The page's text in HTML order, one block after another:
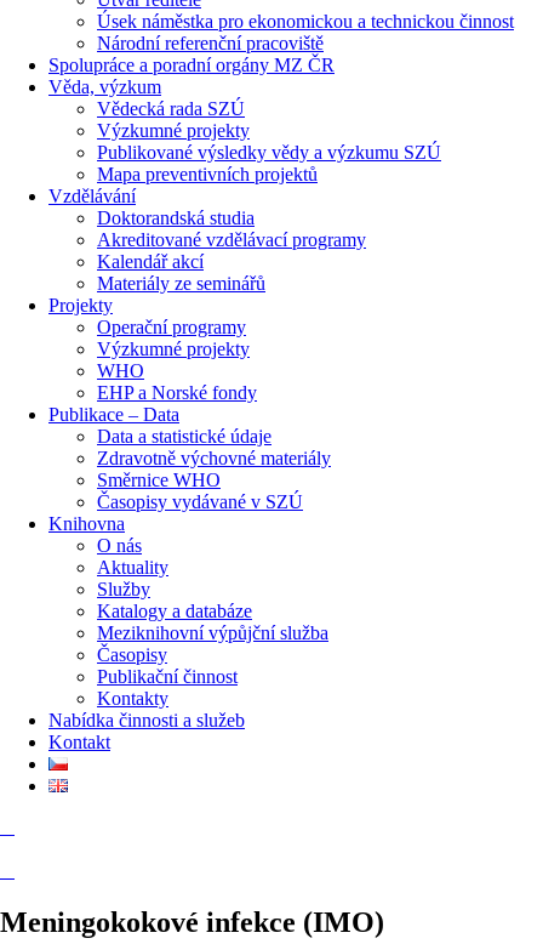
Úsek náměstka pro ekonomickou a technickou činnost
Národní referenční pracoviště
Spolupráce a poradní orgány MZ ČR
Věda, výzkum
Vědecká rada SZÚ
Výzkumné projekty
Publikované výsledky vědy a výzkumu SZÚ
Mapa preventivních projektů
Vzdělávání
Doktorandská studia
Akreditované vzdělávací programy
Kalendář akcí
Materiály ze seminářů
Projekty
Operační programy
Výzkumné projekty
WHO
EHP a Norské fondy
Publikace – Data
Data a statistické údaje
Zdravotně výchovné materiály
Směrnice WHO
Časopisy vydávané v SZÚ
Knihovna
O nás
Aktuality
Služby
Katalogy a databáze
Meziknihovní výpůjční služba
Časopisy
Publikační činnost
Kontakty
Nabídka činnosti a služeb
Kontakt
Meningokokové infekce (IMO)